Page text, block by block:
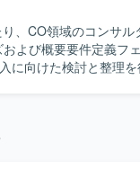
、CO領域のコンサル
に向けた検討と整理